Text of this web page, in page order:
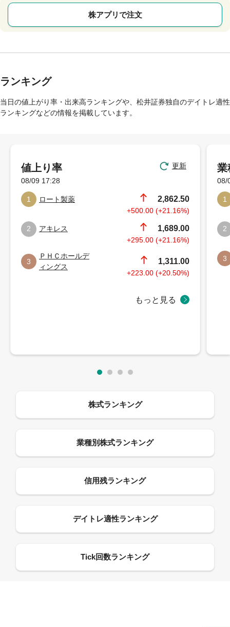
株アプリで注文
ランキング
当日の値上がり率・出来高ランキングや、松井証券独自のデイトレ適性
ランキングなどの情報を掲載しています。